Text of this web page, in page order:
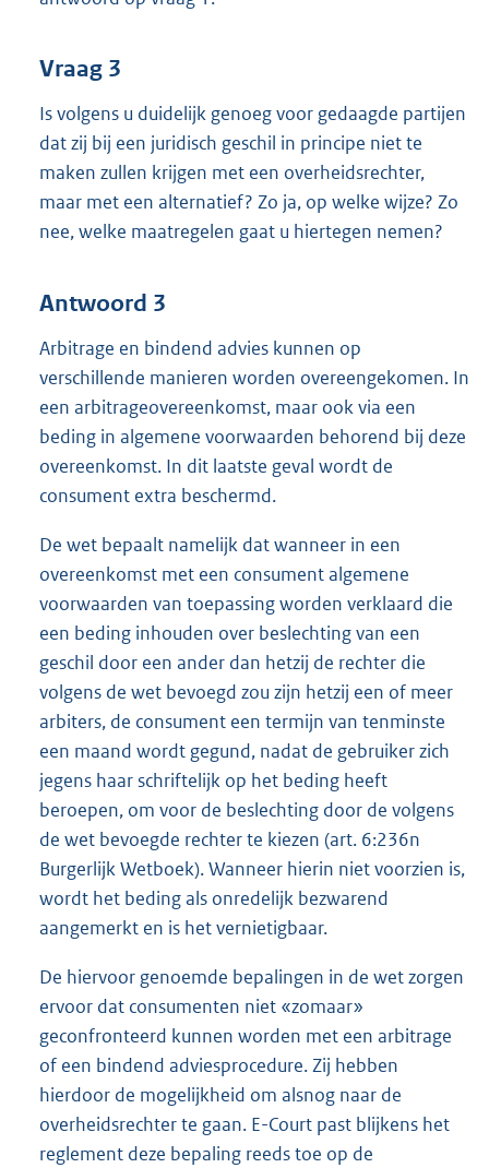
Vraag 3
Is volgens u duidelijk genoeg voor gedaagde partijen
dat zij bij een juridisch geschil in principe niet te
maken zullen krijgen met een overheidsrechter,
maar met een alternatief? Zo ja, op welke wijze? Zo
nee, welke maatregelen gaat u hiertegen nemen?
Antwoord 3
Arbitrage en bindend advies kunnen op
verschillende manieren worden overeengekomen. In
een arbitrageovereenkomst, maar ook via een
beding in algemene voorwaarden behorend bij deze
overeenkomst. In dit laatste geval wordt de
consument extra beschermd.
De wet bepaalt namelijk dat wanneer in een
overeenkomst met een consument algemene
voorwaarden van toepassing worden verklaard die
een beding inhouden over beslechting van een
geschil door een ander dan hetzij de rechter die
volgens de wet bevoegd zou zijn hetzij een of meer
arbiters, de consument een termijn van tenminste
een maand wordt gegund, nadat de gebruiker zich
jegens haar schriftelijk op het beding heeft
beroepen, om voor de beslechting door de volgens
de wet bevoegde rechter te kiezen (art. 6:236n
Burgerlijk Wetboek). Wanneer hierin niet voorzien is,
wordt het beding als onredelijk bezwarend
aangemerkt en is het vernietigbaar.
De hiervoor genoemde bepalingen in de wet zorgen
ervoor dat consumenten niet «zomaar»
geconfronteerd kunnen worden met een arbitrage
of een bindend adviesprocedure. Zij hebben
hierdoor de mogelijkheid om alsnog naar de
overheidsrechter te gaan. E-Court past blijkens het
reglement deze bepaling reeds toe op de